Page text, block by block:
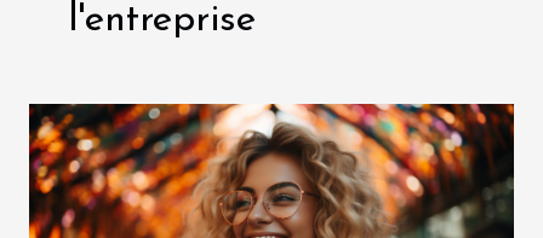
l'entreprise